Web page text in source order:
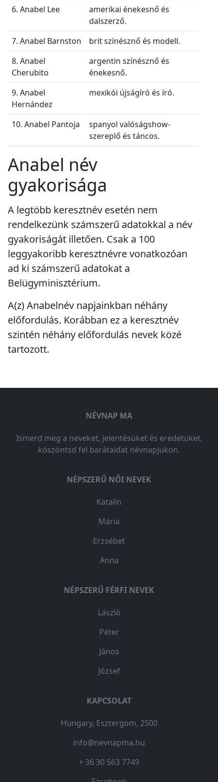
6. Anabel Lee
amerikai énekesnő és
dalszerző.
7. Anabel Barnston
brit színésznő és modell.
8. Anabel
Cherubito
argentin színésznő és
énekesnő.
9. Anabel
Hernández
mexikói újságíró és író.
10. Anabel Pantoja
spanyol valóságshow-
szereplő és táncos.
Anabel név
gyakorisága
A legtöbb keresztnév esetén nem
rendelkezünk számszerű adatokkal a név
gyakoriságát illetően. Csak a 100
leggyakoribb keresztnévre vonatkozóan
ad ki számszerű adatokat a
Belügyminisztérium.
A(z) Anabelnév napjainkban néhány
előfordulás. Korábban ez a keresztnév
szintén néhány előfordulás nevek közé
tartozott.
NÉVNAP MA
Ismerd meg a neveket, jelentésüket és eredetüket,
köszöntsd fel barátaidat névnapjukon.
NÉPSZERŰ NŐI NEVEK
Katalin
Mária
Erzsébet
Anna
NÉPSZERŰ FÉRFI NEVEK
László
Péter
János
József
KAPCSOLAT
Hungary, Esztergom, 2500
info@nevnapma.hu
+ 36 30 563 7749